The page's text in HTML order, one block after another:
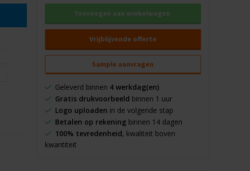
Toevoegen aan winkelwagen
Vrijblijvende offerte
Sample aanvragen
Geleverd binnen 4 werkdag(en)
Gratis drukvoorbeeld binnen 1 uur
Logo uploaden in de volgende stap
Betalen op rekeningbinnen 14 dagen
100% tevredenheid, kwaliteit boven
kwantiteit